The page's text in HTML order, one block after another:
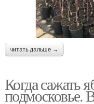
читать дальше →
Когда сажать
подмосковье.